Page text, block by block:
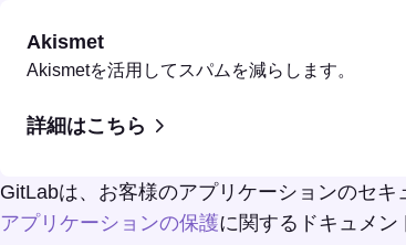
Akismet
Akismetを活用してスパムを減らします。
詳細はこちら
GitLabは、お客様のアプリケーションのセ
アプリケーションの保護に関するドキュメン